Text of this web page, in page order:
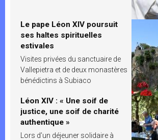
Le pape Léon XIV poursuit
ses haltes spirituelles
estivales
Visites privées du sanctuaire de
Vallepietra et de deux monastères
bénédictins à Subiaco
Léon XIV : « Une soif de
justice, une soif de charité
authentique »
Lors d’un déjeuner solidaire à